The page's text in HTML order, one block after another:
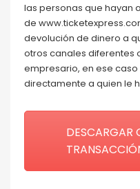
las personas que hayan
de
devolución de dinero a
otros canales diferentes
empresario, en ese
directamente a quien le
DESCARGAR